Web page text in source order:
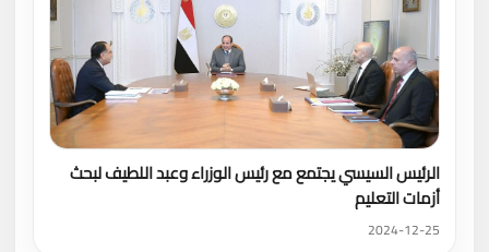
الرئيس السيسي يجتمع مع رئيس الوزراء وعبد اللطيف لبحث
أزمات التعليم
2024-12-25